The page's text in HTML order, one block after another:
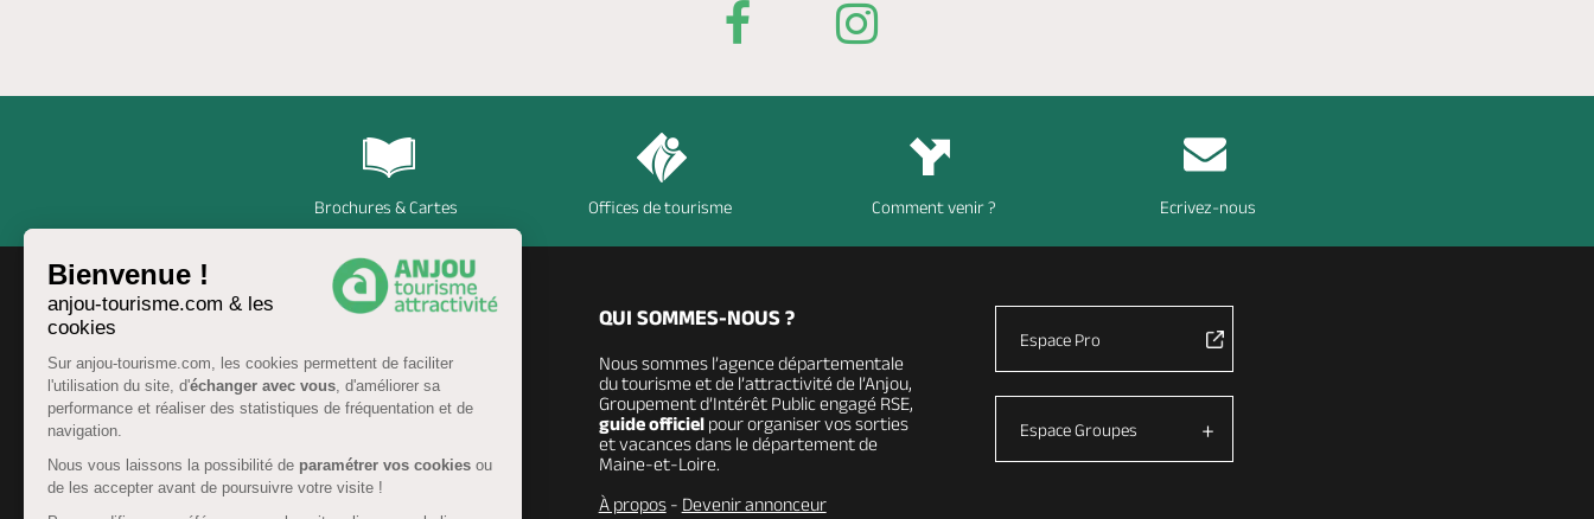
Bienvenue !
anjou-tourisme.com & les
cookies
Sur anjou-tourisme.com, les cookies permettent de faciliter
l'utilisation du site, d'échanger avec vous, d'améliorer sa
performance et réaliser des statistiques de fréquentation et de
navigation.
Nous vous laissons la possibilité de paramétrer vos cookies ou
de les accepter avant de poursuivre votre visite !
Brochures & Cartes Offices de tourisme Comment venir ? Ecrivez-nous
QUI SOMMES-NOUS ?
Nous sommes l’agence départementale
du tourisme et de l’attractivité de l’Anjou,
Groupement d’Intérêt Public engagé RSE,
guide officielpour organiser vos sorties
et vacances dans le département de
Maine-et-Loire.
À propos- Devenir annonceur
Espace Pro
Espace Groupes